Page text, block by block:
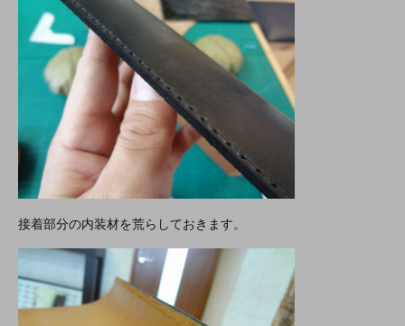
接着部分の内装材を荒らしておきます。